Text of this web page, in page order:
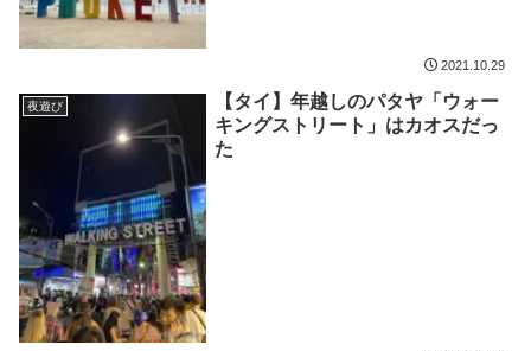
2021.10.29
夜遊び
【タイ】年越しのパタヤ「ウォー
キングストリート」はカオスだっ
た